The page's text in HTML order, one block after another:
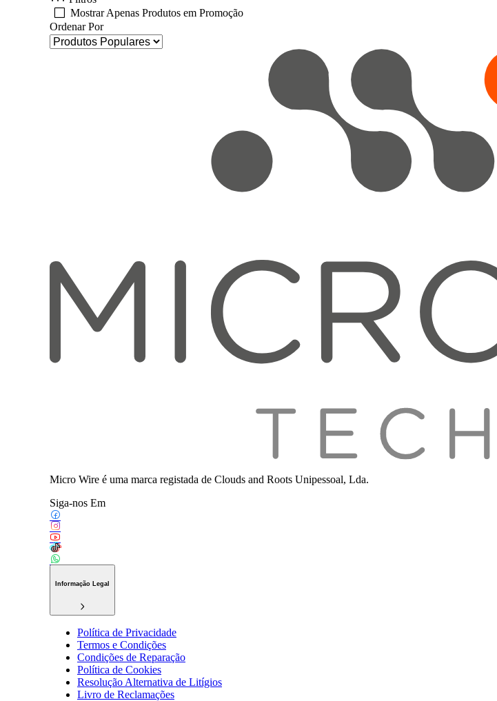
Mostrar Apenas Produtos em Promoção
Ordenar Por
Micro Wire é uma marca registada de Clouds and Roots Unipessoal, Lda.
Siga-nos Em
Informação Legal
Política de Privacidade
Termos e Condições
Condições de Reparação
Política de Cookies
Resolução Alternativa de Litígios
Livro de Reclamações